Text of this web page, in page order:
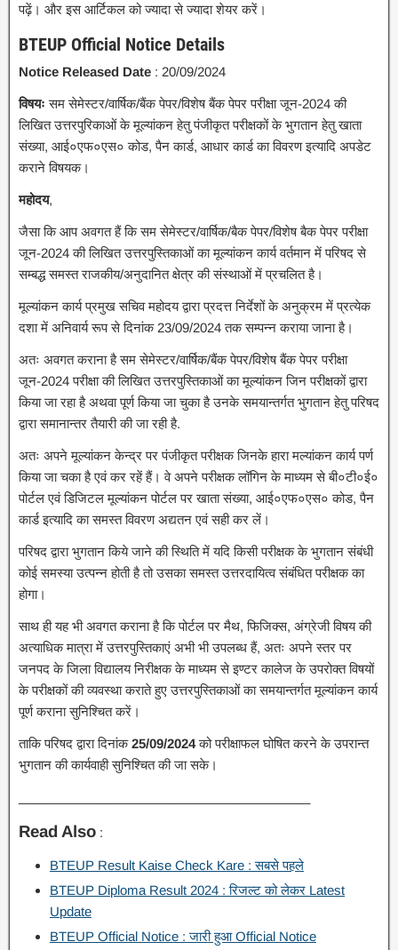
पढ़ें। और इस आर्टिकल को ज्यादा से ज्यादा शेयर करें।
BTEUP Official Notice Details
Notice Released Date : 20/09/2024
विषयः सम सेमेस्टर/वार्षिक/बैंक पेपर/विशेष बैंक पेपर परीक्षा जून-2024 की
लिखित उत्तरपुरिकाओं के मूल्यांकन हेतु पंजीकृत परीक्षकों के भुगतान हेतु खाता
संख्या, आई०एफ०एस० कोड, पैन कार्ड, आधार कार्ड का विवरण इत्यादि अपडेट
कराने विषयक।
महोदय,
जैसा कि आप अवगत हैं कि सम सेमेस्टर/वार्षिक/बैक पेपर/विशेष बैक पेपर परीक्षा
जून-2024 की लिखित उत्तरपुस्तिकाओं का मूल्यांकन कार्य वर्तमान में परिषद से
सम्बद्ध समस्त राजकीय/अनुदानित क्षेत्र की संस्थाओं में प्रचलित है।
मूल्यांकन कार्य प्रमुख सचिव महोदय द्वारा प्रदत्त निर्देशों के अनुक्रम में प्रत्येक
दशा में अनिवार्य रूप से दिनांक 23/09/2024 तक सम्पन्न कराया जाना है।
अतः अवगत कराना है सम सेमेस्टर/वार्षिक/बैंक पेपर/विशेष बैंक पेपर परीक्षा
जून-2024 परीक्षा की लिखित उत्तरपुस्तिकाओं का मूल्यांकन जिन परीक्षकों द्वारा
किया जा रहा है अथवा पूर्ण किया जा चुका है उनके समयान्तर्गत भुगतान हेतु परिषद
द्वारा समानान्तर तैयारी की जा रही है.
अतः अपने मूल्यांकन केन्द्र पर पंजीकृत परीक्षक जिनके हारा मल्यांकन कार्य पर्ण
किया जा चका है एवं कर रहें हैं। वे अपने परीक्षक लॉगिन के माध्यम सेबी०टी०ई०
पोर्टल एवं डिजिटल मूल्यांकन पोर्टल पर खाता संख्या, आई०एफ०एस० कोड, पैन
कार्ड इत्यादि का समस्त विवरण अद्यतन एवं सही कर लें।
परिषद द्वारा भुगतान किये जाने की स्थिति में यदि किसी परीक्षक के भुगतान संबंधी
कोई समस्या उत्पन्न होती है तो उसका समस्त उत्तरदायित्व संबंधित परीक्षक का
होगा।
साथ ही यह भी अवगत कराना है कि पोर्टल पर मैथ, फिजिक्स, अंग्रेजी विषय की
अत्याधिक मात्रा में उत्तरपुस्तिकाएं अभी भी उपलब्ध हैं, अतः अपने स्तर पर
जनपद के जिला विद्यालय निरीक्षक के माध्यम से इण्टर कालेज के उपरोक्त विषयों
के परीक्षकों की व्यवस्था कराते हुए उत्तरपुस्तिकाओं का समयान्तर्गत मूल्यांकन कार्य
पूर्ण कराना सुनिश्चित करें।
ताकि परिषद द्वारा दिनांक25/09/2024को परीक्षाफल घोषित करने के उपरान्त
भुगतान की कार्यवाही सुनिश्चित की जा सके।
Read Also :
BTEUP Result Kaise Check Kare : सबसे पहले
BTEUP Diploma Result 2024 : रिजल्ट को लेकर Latest
Update
BTEUP Official Notice : जारी हुआ Official Notice